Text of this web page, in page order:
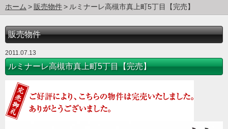
ホーム 販売物件 ルミナーレ高槻市真上町5丁目【完売】
販売物件
2011.07.13
ルミナーレ高槻市真上町5丁目【完売】